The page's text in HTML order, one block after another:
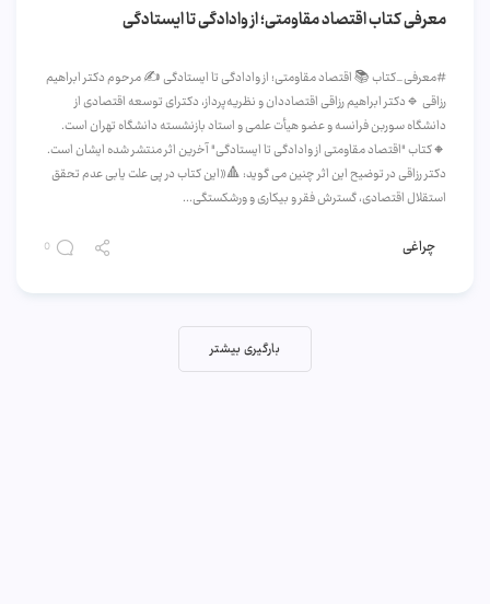
معرفی کتاب اقتصاد مقاومتی؛ از وادادگی تا ایستادگی
#معرفی_کتاب 📚 اقتصاد مقاومتی؛ از وادادگی تا ایستادگی ✍️ مرحوم دکتر ابراهیم
رزاقی 🔹دکتر ابراهیم رزاقی اقتصاددان و نظریه‌پرداز، دکترای توسعه اقتصادی از
دانشگاه سوربن فرانسه و عضو هیأت علمی و استاد بازنشسته دانشگاه تهران است.
🔸کتاب "اقتصاد مقاومتی از وادادگی تا ایستادگی" آخرین اثر منتشر شده ایشان است.
دکتر رزاقی در توضیح این اثر چنین می گوید: 🔺«این کتاب در پی علت یابی عدم تحقق
استقلال اقتصادی، گسترش فقر و بیکاری و ورشکستگی...
چراغی 0
بارگیری بیشتر